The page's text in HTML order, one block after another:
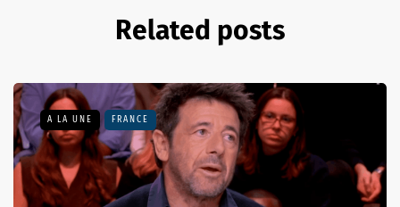
Related posts
A LA UNE FRANCE